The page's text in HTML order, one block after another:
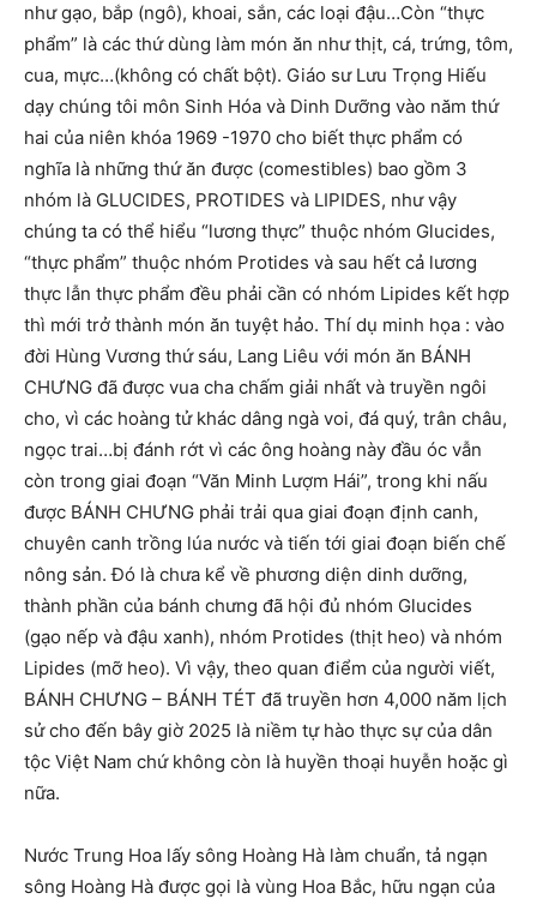
như gạo, bắp (ngô), khoai, sắn, các loại đậu…Còn “thực
phẩm” là các thứ dùng làm món ăn như thịt, cá, trứng, tôm,
cua, mực…(không có chất bột). Giáo sư Lưu Trọng Hiếu
dạy chúng tôi môn Sinh Hóa và Dinh Dưỡng vào năm thứ
hai của niên khóa 1969 -1970 cho biết thực phẩm có
nghĩa là những thứ ăn được (comestibles) bao gồm 3
nhóm là GLUCIDES, PROTIDES và LIPIDES, như vậy
chúng ta có thể hiểu “lương thực” thuộc nhóm Glucides,
“thực phẩm” thuộc nhóm Protides và sau hết cả lương
thực lẫn thực phẩm đều phải cần có nhóm Lipides kết hợp
thì mới trở thành món ăn tuyệt hảo. Thí dụ minh họa : vào
đời Hùng Vương thứ sáu, Lang Liêu với món ăn BÁNH
CHƯNG đã được vua cha chấm giải nhất và truyền ngôi
cho, vì các hoàng tử khác dâng ngà voi, đá quý, trân châu,
ngọc trai…bị đánh rớt vì các ông hoàng này đầu óc vẫn
còn trong giai đoạn “Văn Minh Lượm Hái”, trong khi nấu
được BÁNH CHƯNG phải trải qua giai đoạn định canh,
chuyên canh trồng lúa nước và tiến tới giai đoạn biến chế
nông sản. Đó là chưa kể về phương diện dinh dưỡng,
thành phần của bánh chưng đã hội đủ nhóm Glucides
(gạo nếp và đậu xanh), nhóm Protides (thịt heo) và nhóm
Lipides (mỡ heo). Vì vậy, theo quan điểm của người viết,
BÁNH CHƯNG – BÁNH TÉT đã truyền hơn 4,000 năm lịch
sử cho đến bây giờ 2025 là niềm tự hào thực sự của dân
tộc Việt Nam chứ không còn là huyền thoại huyễn hoặc gì
nữa.
Nước Trung Hoa lấy sông Hoàng Hà làm chuẩn, tả ngạn
sông Hoàng Hà được gọi là vùng Hoa Bắc, hữu ngạn của